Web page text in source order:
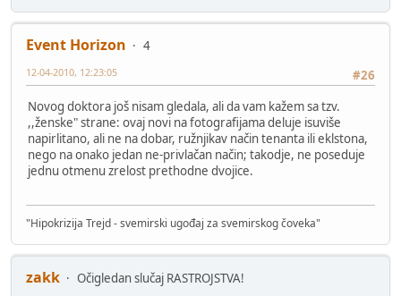
Event Horizon
4
#26
12-04-2010, 12:23:05
Novog doktora još nisam gledala, ali da vam kažem sa tzv.
,,ženske" strane: ovaj novi na fotografijama deluje isuviše
napirlitano, ali ne na dobar, ružnjikav način tenanta ili eklstona,
nego na onako jedan ne-privlačan način; takodje, ne poseduje
jednu otmenu zrelost prethodne dvojice.
"Hipokrizija Trejd - svemirski ugođaj za svemirskog čoveka"
zakk
Očigledan slučaj RASTROJSTVA!